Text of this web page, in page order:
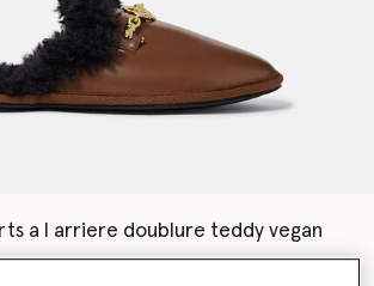
a l arriere doublure teddy vegan